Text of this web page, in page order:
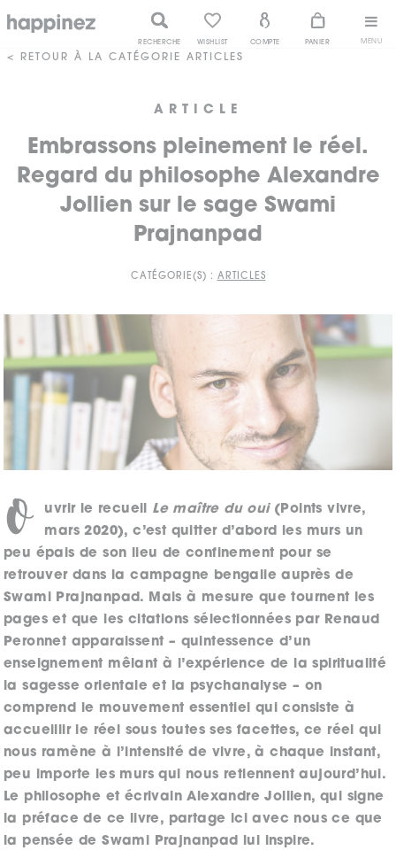
MENU
RECHERCHE WISHLIST COMPTE PANIER
< RETOUR À LA CATÉGORIE ARTICLES
ARTICLE
Embrassons pleinement le réel.
Regard du philosophe Alexandre
Jollien sur le sage Swami
Prajnanpad
CATÉGORIE(S) : ARTICLES
O uvrir le recueil Le maître du oui(Points vivre,
mars 2020), c’est quitter d’abord les murs un
peu épais de son lieu de confinement pour se
retrouver dans la campagne bengalie auprès de
Swami Prajnanpad. Mais à mesure que tournent les
pages et que les citations sélectionnées par Renaud
Peronnet apparaissent – quintessence d’un
enseignement mêlant à l’expérience de la spiritualité
la sagesse orientale et la psychanalyse – on
comprend le mouvement essentiel qui consiste à
accueillir le réel sous toutes ses facettes, ce réel qui
nous ramène à l’intensité de vivre, à chaque instant,
peu importe les murs qui nous retiennent aujourd’hui.
Le philosophe et écrivain Alexandre Jollien, qui signe
la préface de ce livre, partage ici avec nous ce que
la pensée de Swami Prajnanpad lui inspire.